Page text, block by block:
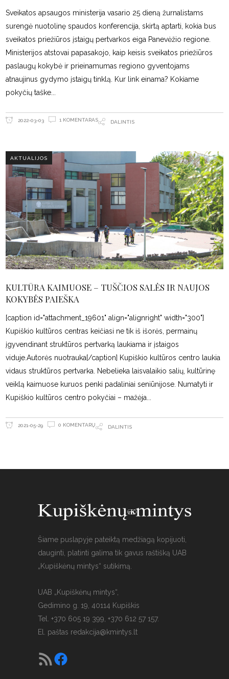
Sveikatos apsaugos ministerija vasario 25 dieną žurnalistams
surengė nuotolinę spaudos konferencija, skirtą aptarti, kokia bus
sveikatos priežiūros įstaigų pertvarkos eiga Panevėžio regione.
Ministerijos atstovai papasakojo, kaip keisis sveikatos priežiūros
paslaugų kokybė ir prieinamumas regiono gyventojams
atnaujinus gydymo įstaigų tinklą. Kur link einama? Kokiame
pokyčių taške
2022-03-03 1 KOMENTARAS DALINTIS
AKTUALIJOS
KULTŪRA KAIMUOSE – TUŠČIOS SALĖS IR NAUJOS
KOKYBĖS PAIEŠKA
[caption id="attachment_19601" align="alignright" width="300"]
Kupiškio kultūros centras keičiasi ne tik iš išorės, permainų
įgyvendinant struktūros pertvarką laukiama ir įstaigos
viduje.Autorės nuotrauka[/caption] Kupiškio kultūros centro laukia
vidaus struktūros pertvarka. Nebelieka laisvalaikio salių, kultūrinę
veiklą kaimuose kuruos penki padaliniai seniūnijose. Numatyti ir
Kupiškio kultūros centro pokyčiai – mažėja
2021-05-29 0 KOMENTARŲ DALINTIS
Šiame puslapyje pateiktą medžiagą kopijuoti,
dauginti, platinti galima tik gavus raštišką UAB
„Kupiškėnų mintys“ sutikimą.
UAB „Kupiškėnų mintys“,
Gedimino g. 19, 40114 Kupiškis
Tel. +370 605 19 399, +370 612 57 157.
El. paštas redakcija@kmintys.lt